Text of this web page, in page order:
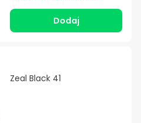
Dodaj
Zeal Black 41